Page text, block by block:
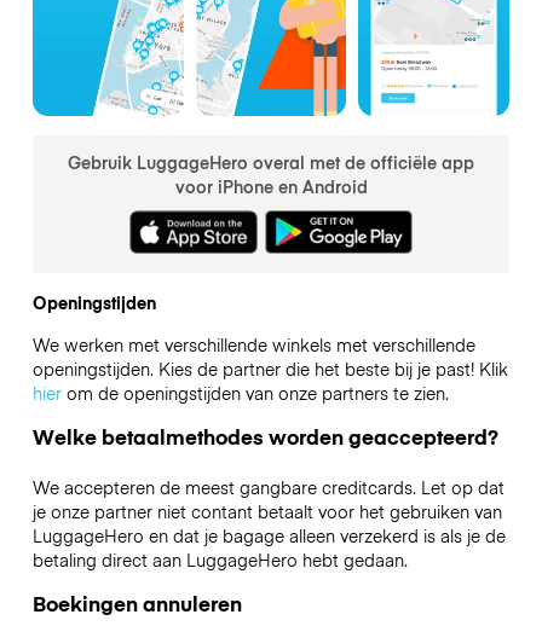
Gebruik LuggageHero overal met de officiële app
voor iPhone en Android
Openingstijden
We werken met verschillende winkels met verschillende
openingstijden. Kies de partner die het beste bij je past! Klik
hierom de openingstijden van onze partners te zien.
Welke betaalmethodes worden geaccepteerd?
We accepteren de meest gangbare creditcards. Let op dat
je onze partner niet contant betaalt voor het gebruiken van
LuggageHero en dat je bagage alleen verzekerd is als je de
betaling direct aan LuggageHero hebt gedaan.
Boekingen annuleren